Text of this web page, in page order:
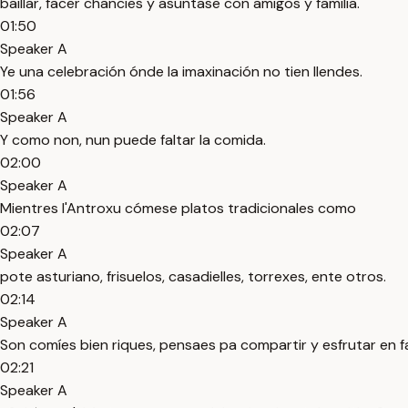
01:50
Speaker A
Ye una celebración ónde la imaxinación no tien llendes.
01:56
Speaker A
Y como non, nun puede faltar la comida.
02:00
Speaker A
Mientres l'Antroxu cómese platos tradicionales como
02:07
Speaker A
pote asturiano, frisuelos, casadielles, torrexes, ente otros.
02:14
Speaker A
Son comíes bien riques, pensaes pa compartir y esfrutar en
02:21
Speaker A